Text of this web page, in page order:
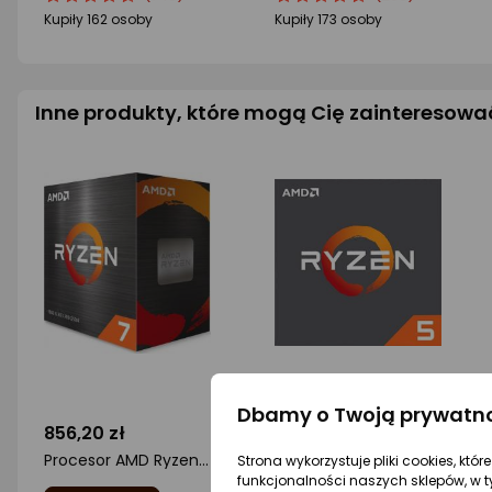
produktu
produktu
Kupiły 162 osoby
produktu
produktu
Kupiły 173 osoby
Inne produkty, które mogą Cię
856,20 zł
Procesor AMD Ryzen 7 5700X, 3.4 GHz, 32 MB, BOX (100-100000926WOF)
539 zł
Procesor AMD Ryzen 5 5600X, 3.7 GHz, 32 MB, OEM (100-000000065)
Dbamy o Twoją
Strona wykorzystuje pliki cookies,
funkcjonalności naszych sklepów, w